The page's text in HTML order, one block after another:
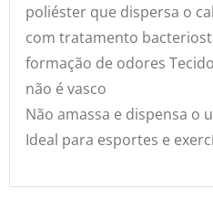
poliéster que dispersa o
com tratamento
formação de odores
não é vasco
Não amassa e dispensa o
Ideal para esportes e